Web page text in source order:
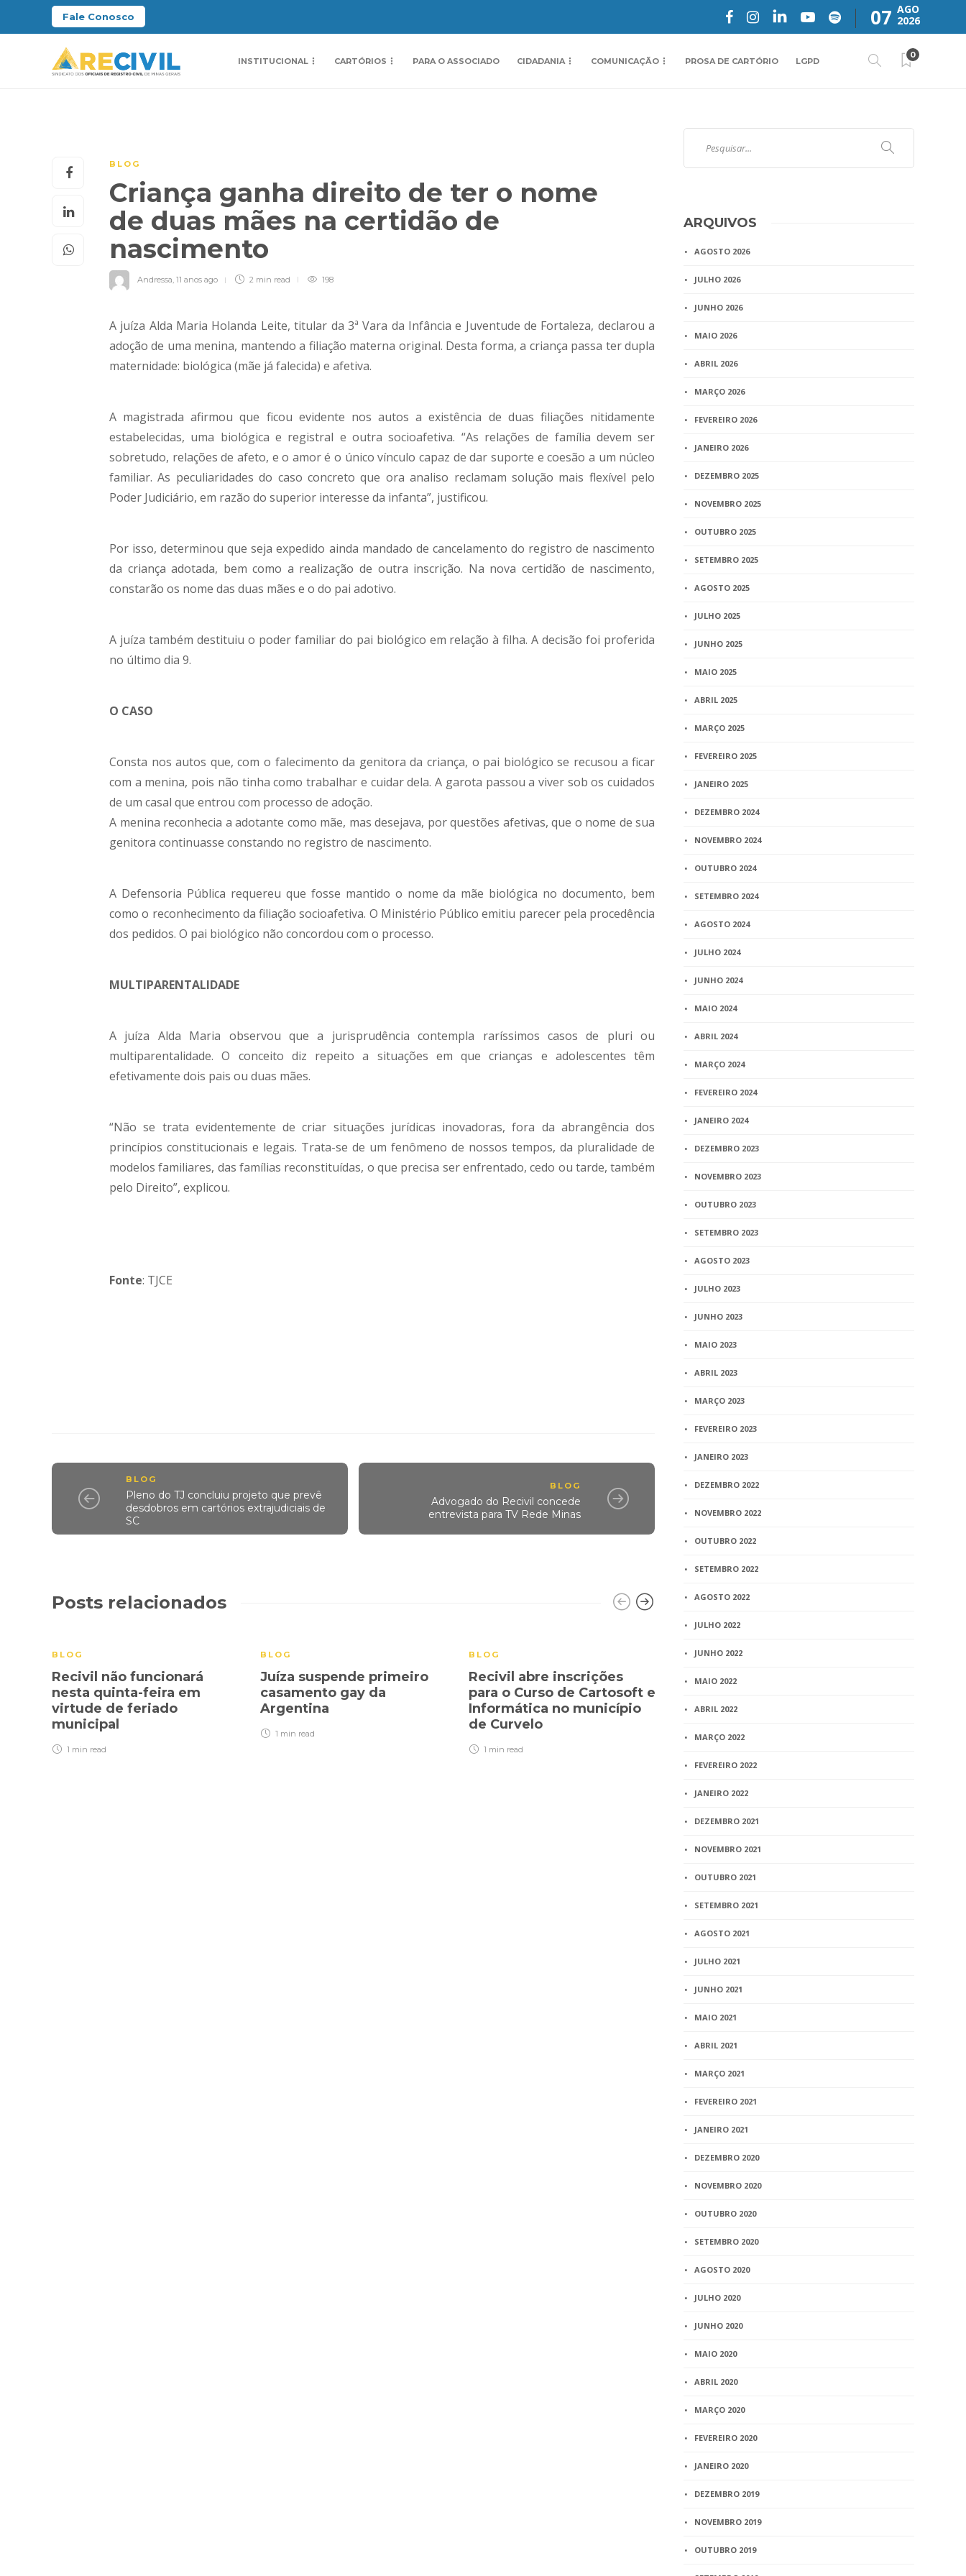
Fale Conosco 07 AGO
2026
INSTITUCIONAL CARTÓRIOS PARA O ASSOCIADO CIDADANIA COMUNICAÇÃO PROSA DE CARTÓRIO LGPD
0
BLOG
Criança ganha direito de ter o nome
de duas mães na certidão de
nascimento
Andressa, 11 anos ago 2 min read 198
A juíza Alda Maria Holanda Leite, titular da 3ª Vara da Infância e Juventude de Fortaleza, declarou a
adoção de uma menina, mantendo a filiação materna original. Desta forma, a criança passa ter dupla
maternidade: biológica (mãe já falecida) e afetiva.
A magistrada afirmou que ficou evidente nos autos a existência de duas filiações nitidamente
estabelecidas, uma biológica e registral e outra socioafetiva. “As relações de família devem ser
sobretudo, relações de afeto, e o amor é o único vínculo capaz de dar suporte e coesão a um núcleo
familiar. As peculiaridades do caso concreto que ora analiso reclamam solução mais flexível pelo
Poder Judiciário, em razão do superior interesse da infanta”, justificou.
Por isso, determinou que seja expedido ainda mandado de cancelamento do registro de nascimento
da criança adotada, bem como a realização de outra inscrição. Na nova certidão de nascimento,
constarão os nome das duas mães e o do pai adotivo.
A juíza também destituiu o poder familiar do pai biológico em relação à filha. A decisão foi proferida
no último dia 9.
O CASO
Consta nos autos que, com o falecimento da genitora da criança, o pai biológico se recusou a ficar
com a menina, pois não tinha como trabalhar e cuidar dela. A garota passou a viver sob os cuidados
de um casal que entrou com processo de adoção.
A menina reconhecia a adotante como mãe, mas desejava, por questões afetivas, que o nome de sua
genitora continuasse constando no registro de nascimento.
A Defensoria Pública requereu que fosse mantido o nome da mãe biológica no documento, bem
como o reconhecimento da filiação socioafetiva. O Ministério Público emitiu parecer pela procedência
dos pedidos. O pai biológico não concordou com o processo.
MULTIPARENTALIDADE
A juíza Alda Maria observou que a jurisprudência contempla raríssimos casos de pluri ou
multiparentalidade. O conceito diz repeito a situações em que crianças e adolescentes têm
efetivamente dois pais ou duas mães.
“Não se trata evidentemente de criar situações jurídicas inovadoras, fora da abrangência dos
princípios constitucionais e legais. Trata-se de um fenômeno de nossos tempos, da pluralidade de
modelos familiares, das famílias reconstituídas, o que precisa ser enfrentado, cedo ou tarde, também
pelo Direito”, explicou.
Fonte: TJCE
BLOG
Pleno do TJ concluiu projeto que prevê
desdobros em cartórios extrajudiciais de
SC
BLOG
Advogado do Recivil concede
entrevista para TV Rede Minas
Posts relacionados
BLOG
Recivil não funcionará
nesta quinta-feira em
virtude de feriado
municipal
1 min read
BLOG
Juíza suspende primeiro
casamento gay da
Argentina
1 min read
BLOG
Recivil abre inscrições
para o Curso de Cartosoft e
Informática no município
de Curvelo
1 min read
BLOG
Provimento n° 334/2016 –
dispositivos ao
(Código de Normas) sobre
mulher grávida poder
celebrar separação ou
divórcio por escritura
pública
3 minread
ARQUIVOS
AGOSTO 2026
JULHO 2026
JUNHO 2026
MAIO 2026
ABRIL 2026
MARÇO 2026
FEVEREIRO 2026
JANEIRO 2026
DEZEMBRO 2025
NOVEMBRO 2025
OUTUBRO 2025
SETEMBRO 2025
AGOSTO 2025
JULHO 2025
JUNHO 2025
MAIO 2025
ABRIL 2025
MARÇO 2025
FEVEREIRO 2025
JANEIRO 2025
DEZEMBRO 2024
NOVEMBRO 2024
OUTUBRO 2024
SETEMBRO 2024
AGOSTO 2024
JULHO 2024
JUNHO 2024
MAIO 2024
ABRIL 2024
MARÇO 2024
FEVEREIRO 2024
JANEIRO 2024
DEZEMBRO 2023
NOVEMBRO 2023
OUTUBRO 2023
SETEMBRO 2023
AGOSTO 2023
JULHO 2023
JUNHO 2023
MAIO 2023
ABRIL 2023
MARÇO 2023
FEVEREIRO 2023
JANEIRO 2023
DEZEMBRO 2022
NOVEMBRO 2022
OUTUBRO 2022
SETEMBRO 2022
AGOSTO 2022
JULHO 2022
JUNHO 2022
MAIO 2022
ABRIL 2022
MARÇO 2022
FEVEREIRO 2022
JANEIRO 2022
DEZEMBRO 2021
NOVEMBRO 2021
OUTUBRO 2021
SETEMBRO 2021
AGOSTO 2021
JULHO 2021
JUNHO 2021
MAIO 2021
ABRIL 2021
MARÇO 2021
FEVEREIRO 2021
JANEIRO 2021
DEZEMBRO 2020
NOVEMBRO 2020
OUTUBRO 2020
SETEMBRO 2020
AGOSTO 2020
JULHO 2020
JUNHO 2020
MAIO 2020
ABRIL 2020
MARÇO 2020
FEVEREIRO 2020
JANEIRO 2020
DEZEMBRO 2019
NOVEMBRO 2019
OUTUBRO 2019